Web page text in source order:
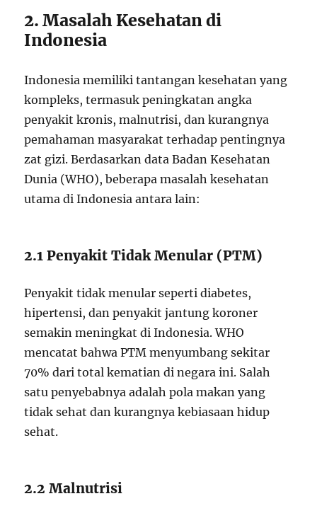
2. Masalah Kesehatan di
Indonesia
Indonesia memiliki tantangan kesehatan yang
kompleks, termasuk peningkatan angka
penyakit kronis, malnutrisi, dan kurangnya
pemahaman masyarakat terhadap pentingnya
zat gizi. Berdasarkan data Badan Kesehatan
Dunia (WHO), beberapa masalah kesehatan
utama di Indonesia antara lain:
2.1 Penyakit Tidak Menular (PTM)
Penyakit tidak menular seperti diabetes,
hipertensi, dan penyakit jantung koroner
semakin meningkat di Indonesia. WHO
mencatat bahwa PTM menyumbang sekitar
70% dari total kematian di negara ini. Salah
satu penyebabnya adalah pola makan yang
tidak sehat dan kurangnya kebiasaan hidup
sehat.
2.2 Malnutrisi